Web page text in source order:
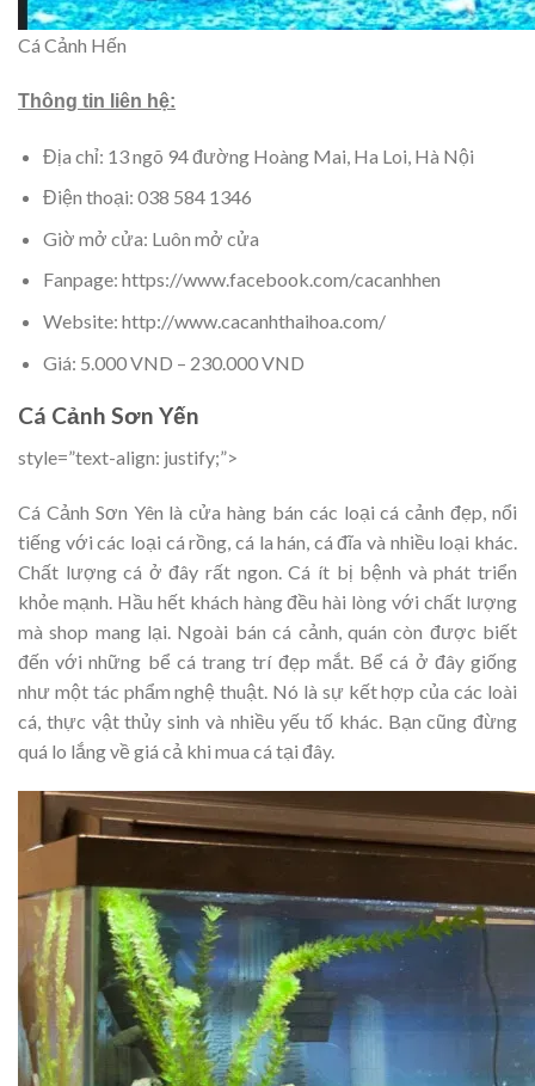
Cá Cảnh Hến
Thông tin liên hệ:
Địa chỉ: 13 ngõ 94 đường Hoàng Mai, Ha Loi, Hà Nội
Điện thoại: 038 584 1346
Giờ mở cửa: Luôn mở cửa
Fanpage: https://www.facebook.com/cacanhhen
Website: http://www.cacanhthaihoa.com/
Giá: 5.000 VND – 230.000 VND
Cá Cảnh Sơn Yến
style=”text-align: justify;”>
Cá Cảnh Sơn Yên là cửa hàng bán các loại cá cảnh đẹp, nổi
tiếng với các loại cá rồng, cá la hán, cá đĩa và nhiều loại khác.
Chất lượng cá ở đây rất ngon. Cá ít bị bệnh và phát triển
khỏe mạnh. Hầu hết khách hàng đều hài lòng với chất lượng
mà shop mang lại. Ngoài bán cá cảnh, quán còn được biết
đến với những bể cá trang trí đẹp mắt. Bể cá ở đây giống
như một tác phẩm nghệ thuật. Nó là sự kết hợp của các loài
cá, thực vật thủy sinh và nhiều yếu tố khác. Bạn cũng đừng
quá lo lắng về giá cả khi mua cá tại đây.